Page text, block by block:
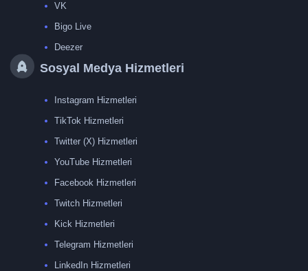
VK
Bigo Live
Deezer
Sosyal Medya Hizmetleri
Instagram Hizmetleri
TikTok Hizmetleri
Twitter (X) Hizmetleri
YouTube Hizmetleri
Facebook Hizmetleri
Twitch Hizmetleri
Kick Hizmetleri
Telegram Hizmetleri
LinkedIn Hizmetleri